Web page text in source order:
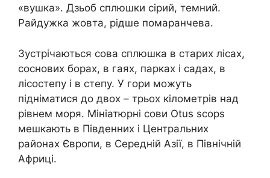
«вушка». Дзьоб сплюшки сірий, темний.
Райдужка жовта, рідше помаранчева.
Зустрічаються сова сплюшка в старих лісах,
соснових борах, в гаях, парках і садах, в
лісостепу і в степу. У гори можуть
підніматися до двох – трьох кілометрів над
рівнем моря. Мініатюрні сови Otus scops
мешкають в Південних і Центральних
районах Європи, в Середній Азії, в Північній
Африці.